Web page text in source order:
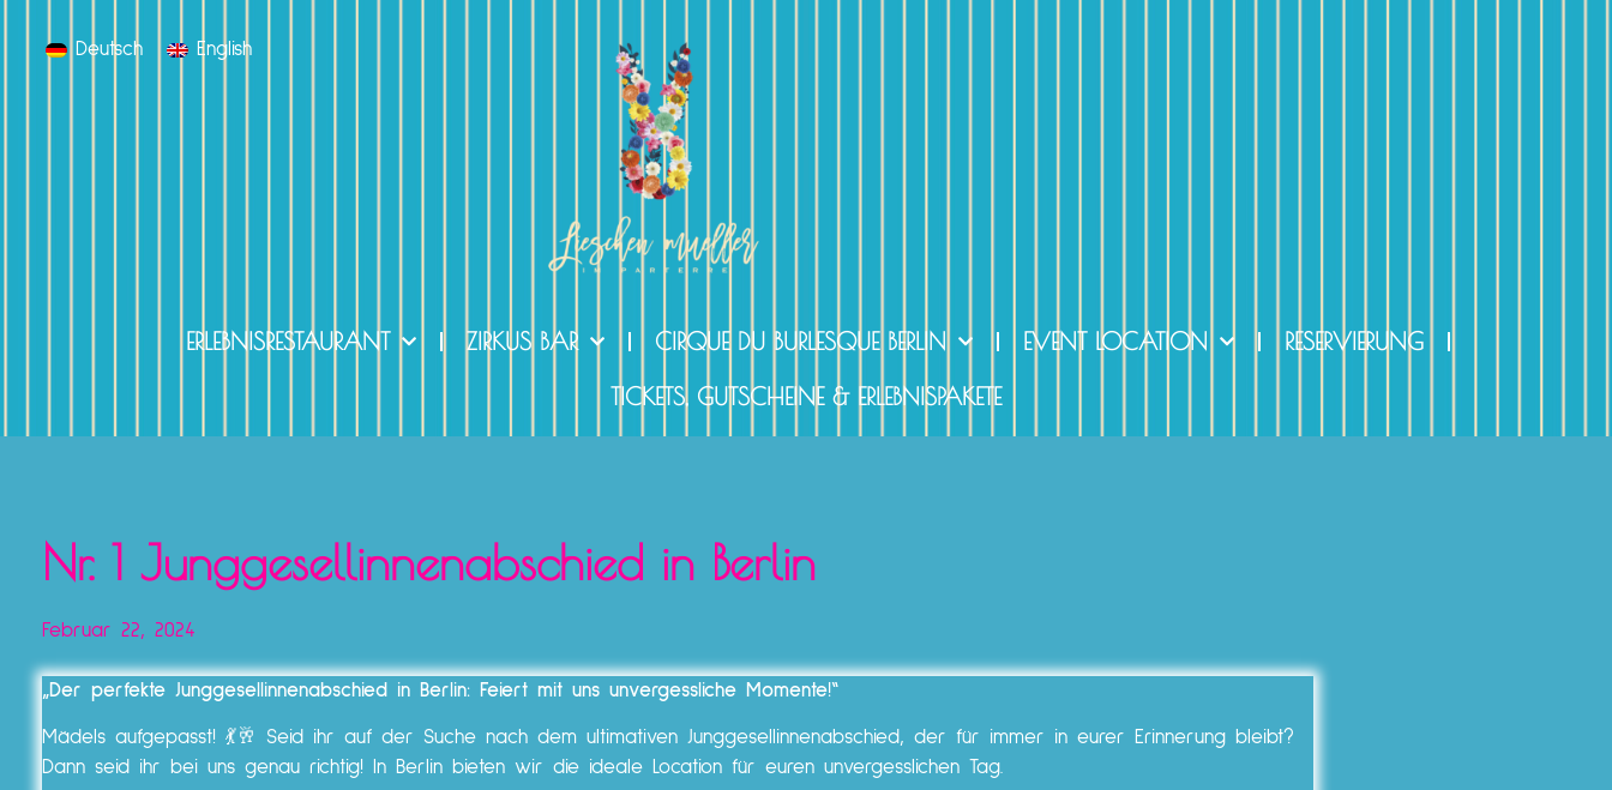
Deutsch English
ERLEBNISRESTAURANT ZIRKUS BAR CIRQUE DU BURLESQUE BERLIN EVENT LOCATION
RESERVIERUNG
TICKETS, GUTSCHEINE & ERLEBNISPAKETE
Nr. 1 Junggesellinnenabschied in Berlin
Februar 22, 2024
„Der perfekte Junggesellinnenabschied in Berlin: Feiert mit uns unvergessliche Momente!“
Mädels aufgepasst! 💃🥂 Seid ihr auf der Suche nach dem ultimativen Junggesellinnenabschied, der für immer in eurer Erinnerung bleibt?
Dann seid ihr bei uns genau richtig! In Berlin bieten wir die ideale Location für euren unvergesslichen Tag.